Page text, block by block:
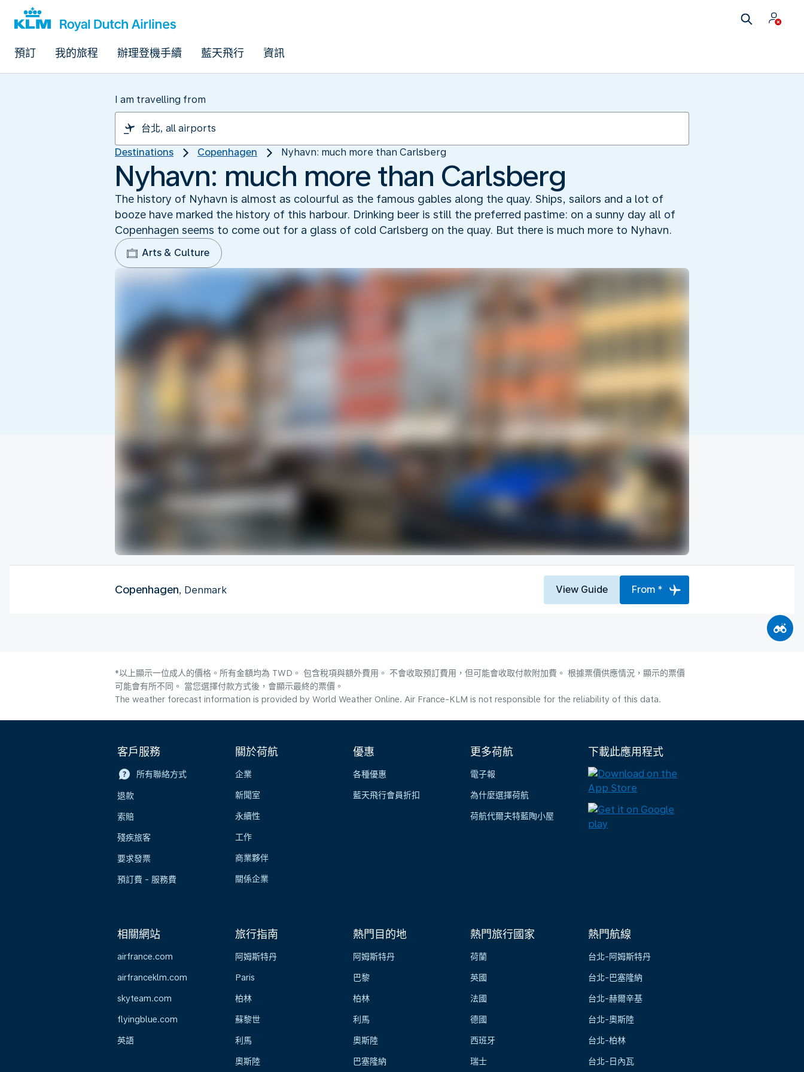
預訂 我的旅程 辦理登機手續 藍天飛行 資訊
I am travelling from
Destinations Copenhagen Nyhavn: much more than Carlsberg
Nyhavn: much more than Carlsberg
The history of Nyhavn is almost as colourful as the famous gables along the quay. Ships, sailors and a lot of
booze have marked the history of this harbour. Drinking beer is still the preferred pastime: on a sunny day all of
Copenhagen seems to come out for a glass of cold Carlsberg on the quay. But there is much more to Nyhavn.
Arts & Culture
Copenhagen, Denmark View Guide From *
*以上顯示一位成人的價格。所有金額均為 TWD。 包含稅項與額外費用。 不會收取預訂費用，但可能會收取付款附加費。 根據票價供應情況，顯示的票價
可能會有所不同。 當您選擇付款方式後，會顯示最終的票價。
The weather forecast information is provided by World Weather Online. Air France-KLM is not responsible for the reliability of this data.
客戶服務
所有聯絡方式
退款
索賠
殘疾旅客
要求發票
預訂費 - 服務費
關於荷航
企業
新聞室
永續性
工作
商業夥伴
關係企業
優惠
各種優惠
藍天飛行會員折扣
更多荷航
電子報
為什麼選擇荷航
荷航代爾夫特藍陶小屋
下載此應用程式
相關網站
airfrance.com
airfranceklm.com
skyteam.com
flyingblue.com
英語
旅行指南
阿姆斯特丹
Paris
柏林
蘇黎世
利馬
奧斯陸
熱門目的地
阿姆斯特丹
巴黎
柏林
利馬
奧斯陸
巴塞隆納
熱門旅行國家
荷蘭
英國
法國
德國
西班牙
瑞士
熱門航線
台北-阿姆斯特丹
台北-巴塞隆納
台北-赫爾辛基
台北-奧斯陸
台北-柏林
台北-日內瓦